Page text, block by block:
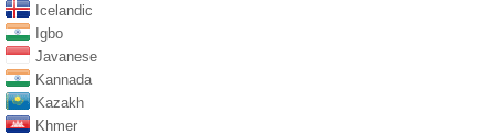
Icelandic
Igbo
Javanese
Kannada
Kazakh
Khmer